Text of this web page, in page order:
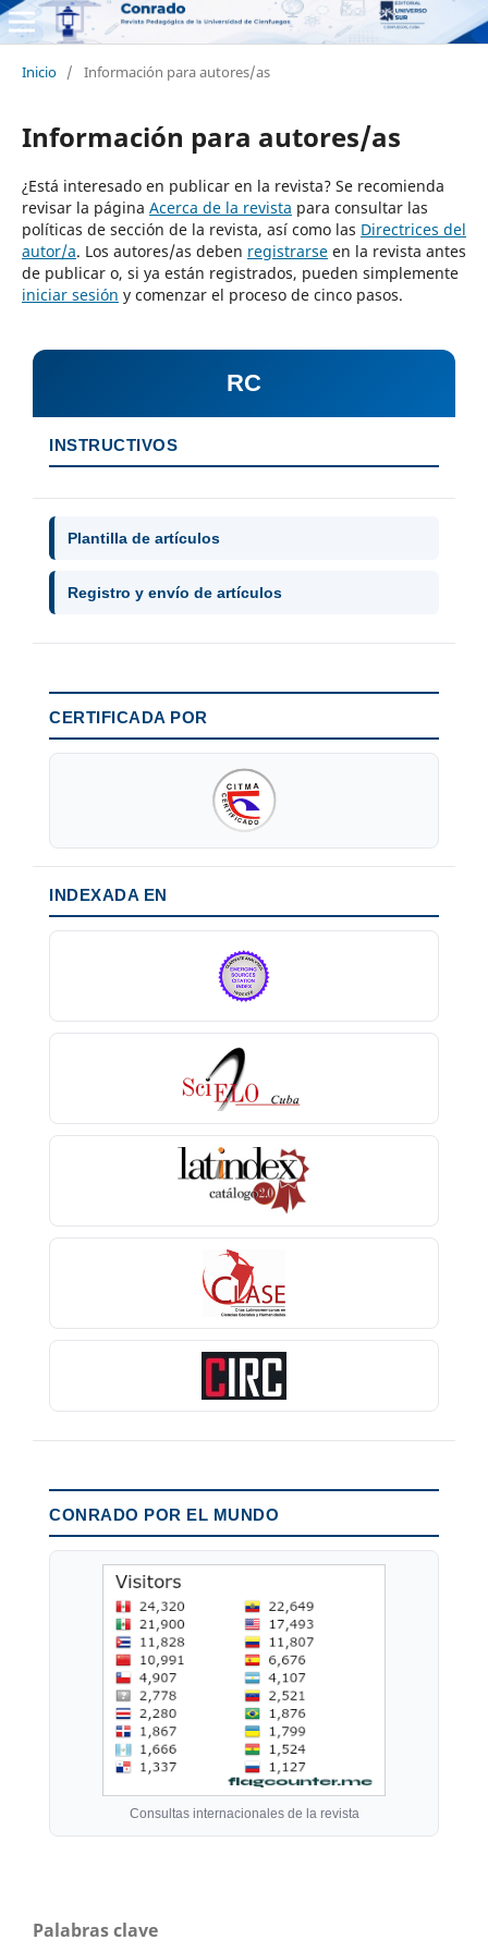
Inicio / Información para autores/as
Información para autores/as
¿Está interesado en publicar en la revista? Se recomienda
revisar la página Acerca de la revista para consultar las
políticas de sección de la revista, así como las Directrices del
autor/a. Los autores/as deben registrarseen la revista antes
de publicar o, si ya están registrados, pueden simplemente
iniciar sesión y comenzar el proceso de cinco pasos.
RC
INSTRUCTIVOS
Plantilla de artículos
Registro y envío de artículos
CERTIFICADA POR
INDEXADA EN
CONRADO POR EL MUNDO
Consultas internacionales de la revista
Palabras clave